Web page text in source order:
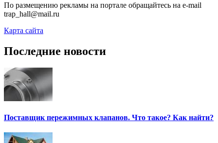
По размещению рекламы на портале обращайтесь на e-mail
trap_hall@mail.ru
Карта сайта
Последние новости
Поставщик пережимных клапанов. Что такое? Как найти?